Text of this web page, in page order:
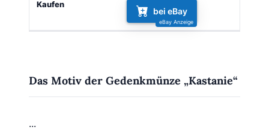
bei eBay
Das Motiv der Gedenkmünze „Kastanie“
...